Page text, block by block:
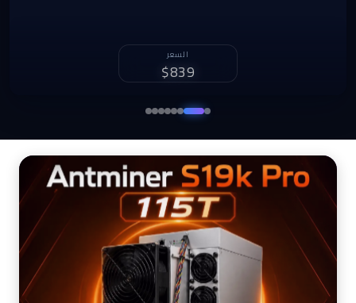
السعر
$860
الربح الشهري
1,072 د.ل